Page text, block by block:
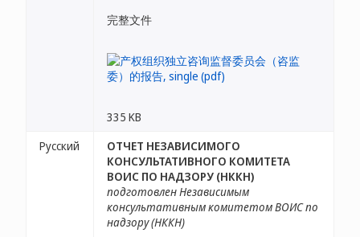
完整文件
335 KB
Русский
ОТЧЕТ НЕЗАВИСИМОГО
КОНСУЛЬТАТИВНОГО КОМИТЕТА
ВОИС ПО НАДЗОРУ (НККН)
подготовлен Независимым
консультативным комитетом ВОИС по
надзору (НККН)